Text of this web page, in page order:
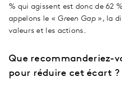
% qui agissent est donc de 62
appelons le « Green Gap», la
valeurs et les actions.
Que recommanderiez-
pour réduire cet écart ?